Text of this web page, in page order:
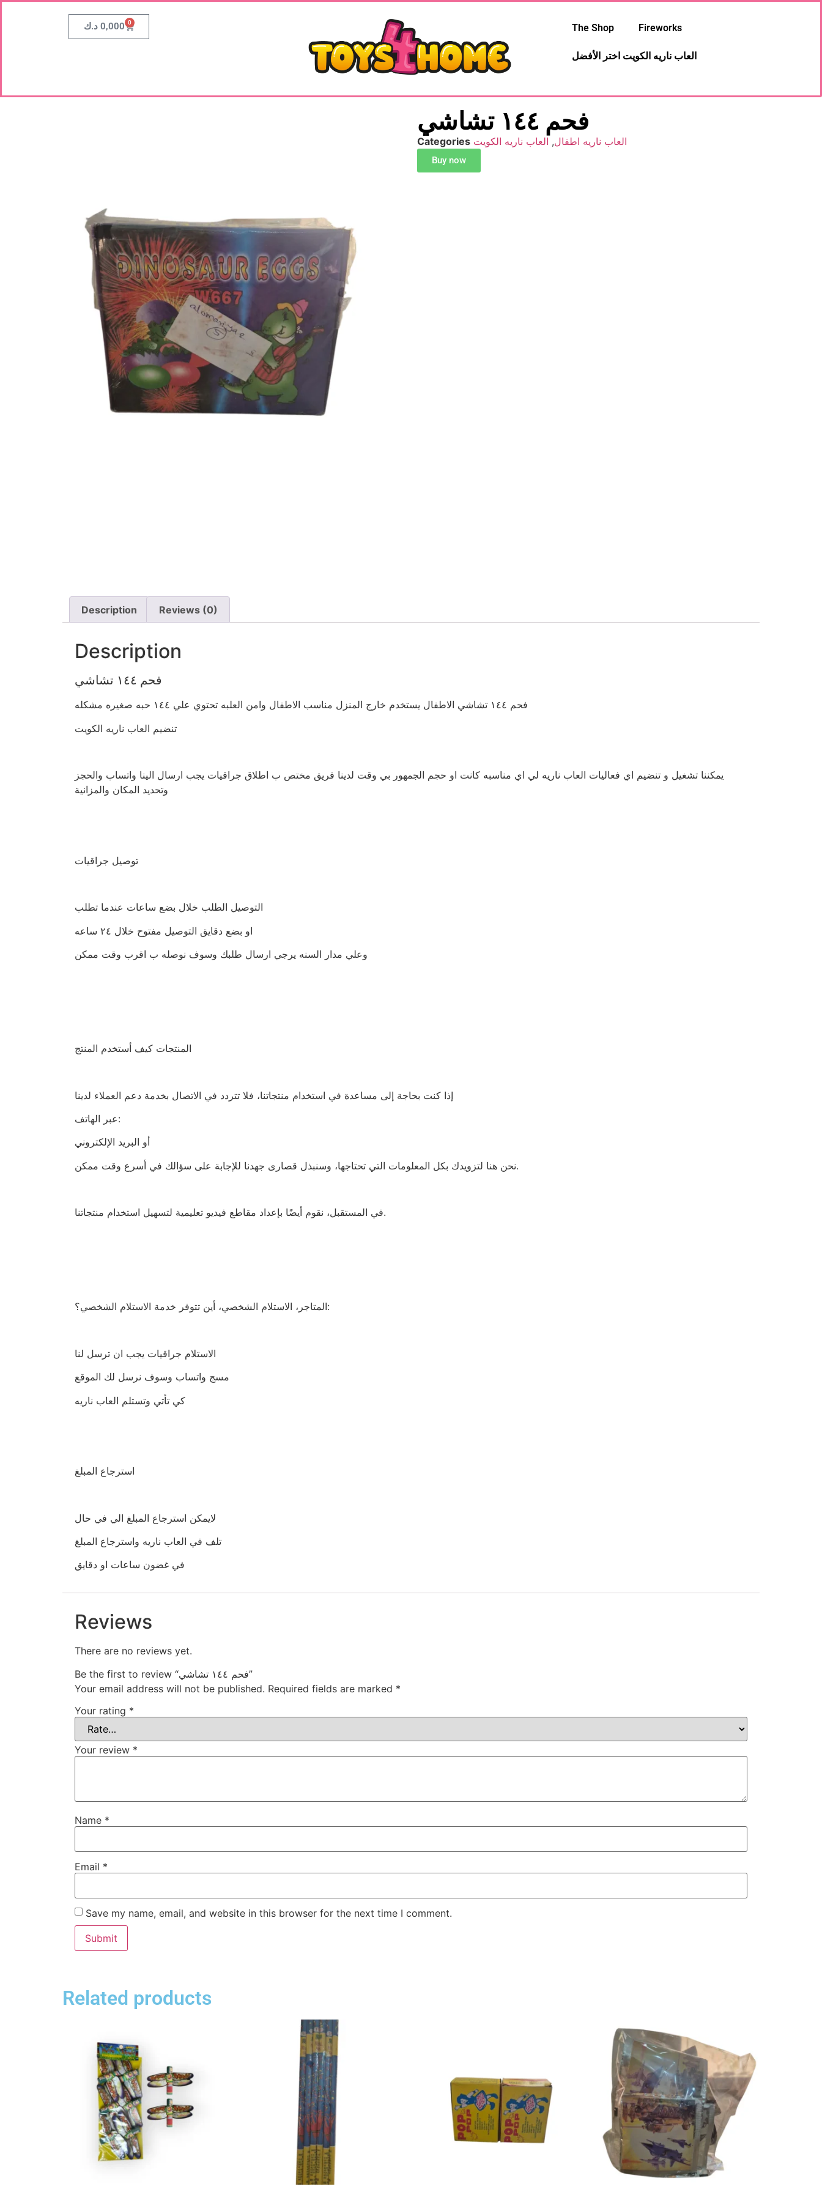
0,000 د.ك 0 The Shop Fireworks
العاب ناريه الكويت اختر الأفضل
فحم ١٤٤ تشاشي
Categories العاب ناريه اطفال, العاب ناريه الكويت
Buy now
Description Reviews (0)
Description
فحم ١٤٤ تشاشي
فحم ١٤٤ تشاشي الاطفال يستخدم خارج المنزل مناسب الاطفال وامن العلبه تحتوي علي ١٤٤ حبه صغيره مشكله
تنضيم العاب ناريه الكويت
يمكننا تشغيل و تنضيم اي فعاليات العاب ناريه لي اي مناسبه كانت او حجم الجمهور بي وقت لدينا فريق مختص ب اطلاق جراقيات يجب ارسال الينا واتساب والحجز
وتحديد المكان والمزانية
توصيل جراقيات
التوصيل الطلب خلال بضع ساعات عندما تطلب
او بضع دقايق التوصيل مفتوح خلال ٢٤ ساعه
وعلي مدار السنه يرجي ارسال طلبك وسوف نوصله ب اقرب وقت ممكن
المنتجات كيف أستخدم المنتج
إذا كنت بحاجة إلى مساعدة في استخدام منتجاتنا، فلا تتردد في الاتصال بخدمة دعم العملاء لدينا
عبر الهاتف:
أو البريد الإلكتروني
نحن هنا لتزويدك بكل المعلومات التي تحتاجها، وسنبذل قصارى جهدنا للإجابة على سؤالك في أسرع وقت ممكن.
في المستقبل، نقوم أيضًا بإعداد مقاطع فيديو تعليمية لتسهيل استخدام منتجاتنا.
المتاجر، الاستلام الشخصي، أين تتوفر خدمة الاستلام الشخصي؟:
الاستلام جراقيات يجب ان ترسل لنا
مسج واتساب وسوف نرسل لك الموقع
كي تأتي وتستلم العاب ناريه
استرجاع المبلغ
لايمكن استرجاع المبلغ الي في حال
تلف في العاب ناريه واسترجاع المبلغ
في غضون ساعات او دقايق
Reviews
There are no reviews yet.
Be the first to review “فحم ١٤٤ تشاشي”
Your email address will not be published. Required fields are marked *
Your rating *
Your review *
Name *
Email *
Save my name, email, and website in this browser for the next time I comment.
Related products